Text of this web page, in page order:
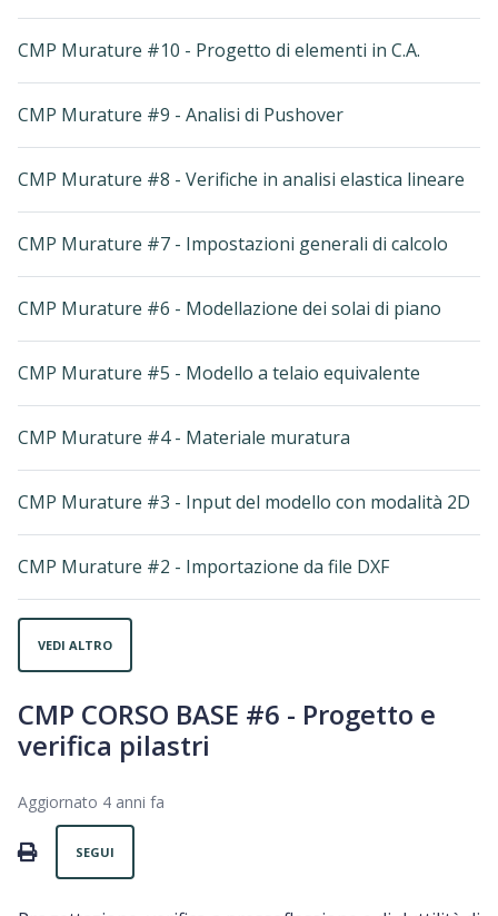
CMP Murature #10 - Progetto di elementi in C.A.
CMP Murature #9 - Analisi di Pushover
CMP Murature #8 - Verifiche in analisi elastica lineare
CMP Murature #7 - Impostazioni generali di calcolo
CMP Murature #6 - Modellazione dei solai di piano
CMP Murature #5 - Modello a telaio equivalente
CMP Murature #4 - Materiale muratura
CMP Murature #3 - Input del modello con modalità 2D
CMP Murature #2 - Importazione da file DXF
VEDI ALTRO
CMP CORSO BASE #6 - Progetto e
verifica pilastri
Aggiornato 4 anni fa
PRINT
SEGUI